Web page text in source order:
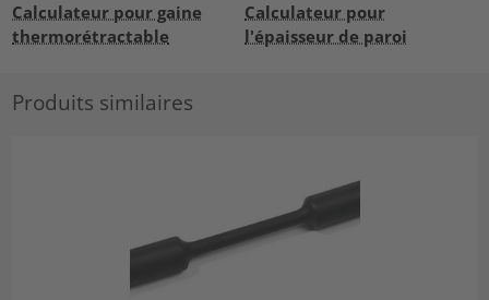
Calculateur pour gaine
thermorétractable
Calculateur pour
l'épaisseur de paroi
Produits similaires